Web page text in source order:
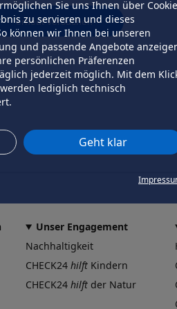
Sie uns Ihnen über
zu servieren und dieses
können wir Ihnen bei unseren
und passende Angebote
persönlichen Präferenzen
jederzeit möglich. Mit dem
lediglich technisch
Geht klar
erneut versuchen
Unser Engagement
Nachhaltigkeit
CHECK24 hilft Kindern
CHECK24 hilft der Natur